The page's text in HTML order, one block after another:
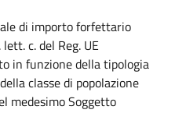
di importo forfettario
c. del Reg. UE
in funzione della tipologia
classe di popolazione
medesimo Soggetto